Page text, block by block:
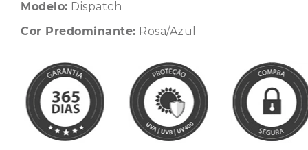
Modelo: Dispatch
Cor Predominante: Rosa/Azul